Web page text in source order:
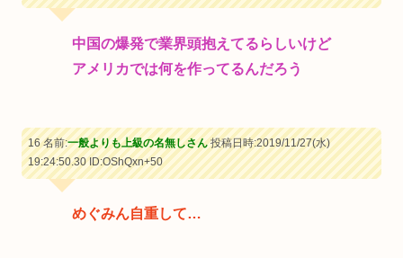
中国の爆発で業界頭抱えてるらしいけど
アメリカでは何を作ってるんだろう
16 名前:一般よりも上級の名無しさん投稿日時:2019/11/27(水)
19:24:50.30ID:OShQxn+50
めぐみん自重して…